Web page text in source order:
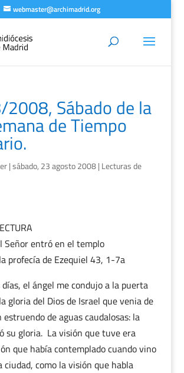
webmaster@archimadrid.org
Sábado de la
de Tiempo
|sábado, 23 agosto 2008| Lecturas de
Señor entró en el templo
profecía de Ezequiel 43, 1-7a
el ángel me condujo a la puerta
gloria del Dios de Israel que venia de
de aguas caudalosas: la
su gloria. La visión que tuve era
que había contemplado cuando vino
como la visión que habla